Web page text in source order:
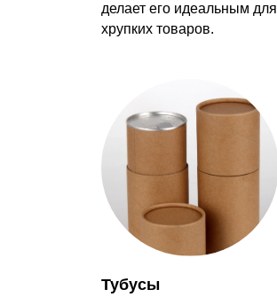
делает его идеальным для
хрупких товаров.
Тубусы